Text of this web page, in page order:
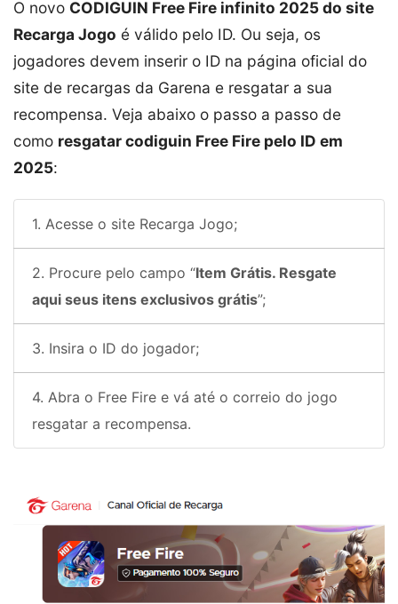
O novo CODIGUIN Free Fire infinito 2025 do site
Recarga Jogo é válido pelo ID. Ou seja, os
jogadores devem inserir o ID na página oficial do
site de recargas da Garena e resgatar a sua
recompensa. Veja abaixo o passo a passo de
como resgatar codiguin Free Fire pelo ID em
2025:
1. Acesse o site Recarga Jogo;
2. Procure pelo campo “Item Grátis. Resgate
aqui seus itens exclusivos grátis”;
3. Insira o ID do jogador;
4. Abra o Free Fire e vá até o correio do jogo
resgatar a recompensa.